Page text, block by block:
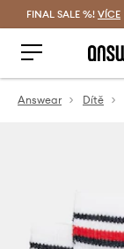
FINAL SALE %! VÍCE
Answear Dítě